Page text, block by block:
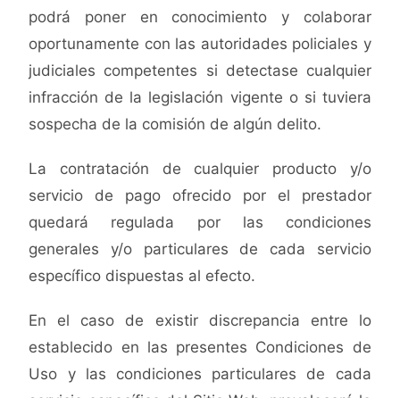
podrá poner en conocimiento y colaborar
oportunamente con las autoridades policiales y
judiciales competentes si detectase cualquier
infracción de la legislación vigente o si tuviera
sospecha de la comisión de algún delito.
La contratación de cualquier producto y/o
servicio de pago ofrecido por el prestador
quedará regulada por las condiciones
generales y/o particulares de cada servicio
específico dispuestas al efecto.
En el caso de existir discrepancia entre lo
establecido en las presentes Condiciones de
Uso y las condiciones particulares de cada